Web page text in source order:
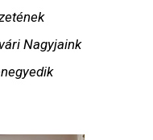
Nagyjaink